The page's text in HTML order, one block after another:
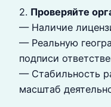
2. Проверяйте
— Наличие
— Реальную
подписи
— Стабильность
масштаб